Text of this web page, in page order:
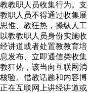
教职人员收集行为。支
职人员不得通过收集展
惟、教狂热，操纵人工
教教职人员身份实施收
讲道或者处置教教育培
发布、立即通信类收集
狂热，该当向互联网消
验。借教话题和内容博
在互联网上讲经讲道或